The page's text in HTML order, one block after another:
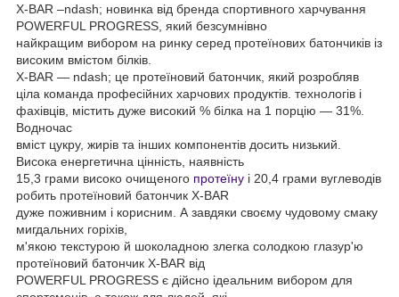
X-BAR –ndash; новинка від бренда спортивного харчування
POWERFUL PROGRESS, який безсумнівно
найкращим вибором на ринку серед протеїнових батончиків із
високим вмістом білків.
X-BAR — ndash; це протеїновий батончик, який розробляв
ціла команда професійних харчових продуктів. технологів і
фахівців, містить дуже високий % білка на 1 порцію — 31%.
Водночас
вміст цукру, жирів та інших компонентів досить низький.
Висока енергетична цінність, наявність
15,3 грами високо очищеного протеїну і 20,4 грами вуглеводів
робить протеїновий батончик X-BAR
дуже поживним і корисним. А завдяки своєму чудовому смаку
мигдальних горіхів,
м'якою текстурою й шоколадною злегка солодкою глазур'ю
протеїновий батончик X-BAR від
POWERFUL PROGRESS є дійсно ідеальним вибором для